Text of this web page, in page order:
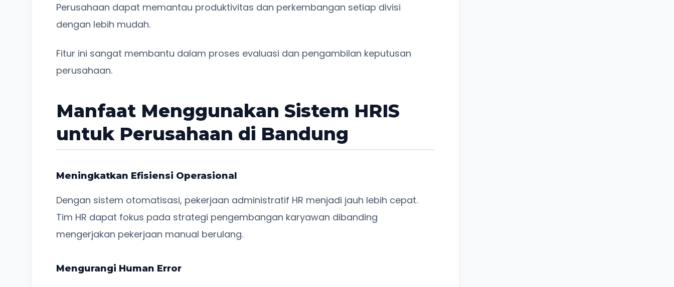
Perusahaan dapat memantau produktivitas dan perkembangan setiap divisi
dengan lebih mudah.
Fitur ini sangat membantu dalam proses evaluasi dan pengambilan keputusan
perusahaan.
Manfaat Menggunakan Sistem HRIS
untuk Perusahaan di Bandung
Meningkatkan Efisiensi Operasional
Dengan sistem otomatisasi, pekerjaan administratif HR menjadi jauh lebih cepat.
Tim HR dapat fokus pada strategi pengembangan karyawan dibanding
mengerjakan pekerjaan manual berulang.
Mengurangi Human Error